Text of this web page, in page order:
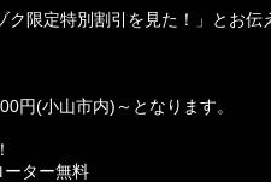
限定特別割引を見た！」とお伝
円(小山市内)～となります。
料！
ター無料